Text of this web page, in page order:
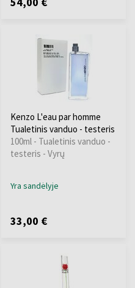
Kenzo L'eau par homme
Tualetinis vanduo - testeris
100ml - Tualetinis vanduo -
testeris - Vyrų
Yra sandėlyje
33,00 €